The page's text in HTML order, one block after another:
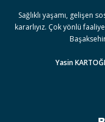
Sağlıklı yaşamı, gelişen
kararlıyız. Çok yönlü
Yasin